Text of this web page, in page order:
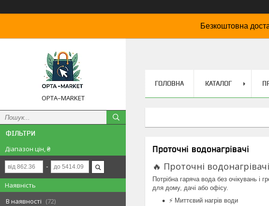
Безкоштовна
OPTA–MARKET
ФІЛЬТРИ
Діапазон цін, ₴
Наявність
В наявності
72
ГОЛОВНА КАТАЛОГ
Проточні водонагрівачі
🔥 Проточні
Потрібна гаряча вода без очікувань і
для дому, дачі або офісу.
⚡ Миттєвий нагрів води